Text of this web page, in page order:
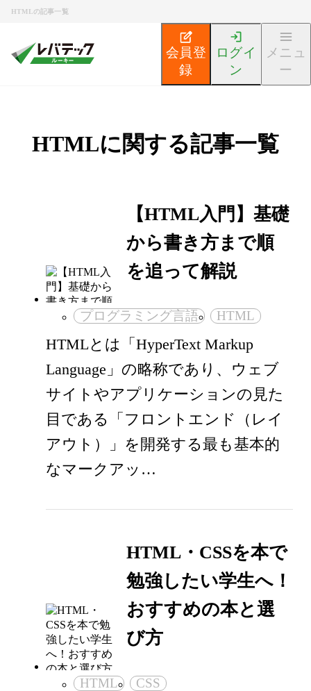
HTMLの記事一覧
会員登
録
ログイ
ン
メニュ
ー
HTMLに関する記事一覧
【HTML入門】基礎
から書き方まで順
を追って解説
プログラミング言語 HTML
HTMLとは「HyperText Markup
Language」の略称であり、ウェブ
サイトやアプリケーションの見た
目である「フロントエンド（レイ
アウト）」を開発する最も基本的
なマークアッ…
HTML・CSSを本で
勉強したい学生へ！
おすすめの本と選
び方
HTML
CSS